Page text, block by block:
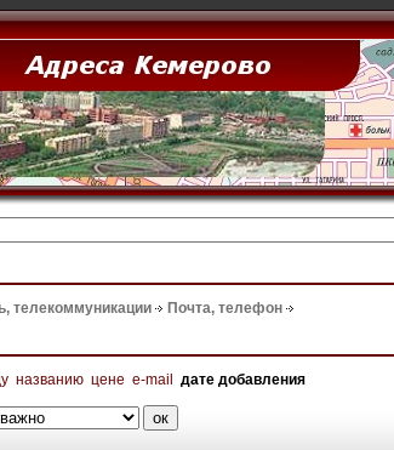
телекоммуникации Почта, телефон
названию цене e-mail дате добавления